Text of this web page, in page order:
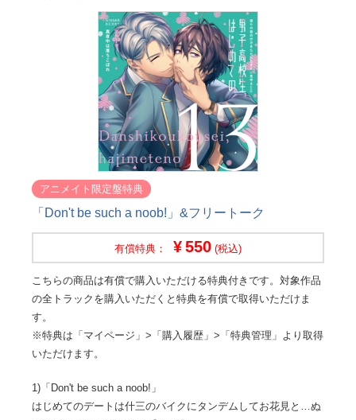
アニメイト限定盤特典
「Don't be such a noob!」&フリートーク
有償特典： 550 (税込)
こちらの商品は有償で購入いただける特典付きです。対象作品
の全トラックを購入いただくと特典を有償で取得いただけま
す。
※特典は「マイページ」>「購入履歴」>「特典管理」より取得
いただけます。
1)「Don't be such a noob!」
はじめてのデートは什三のバイクにタンデムしてお花見と…ぬ